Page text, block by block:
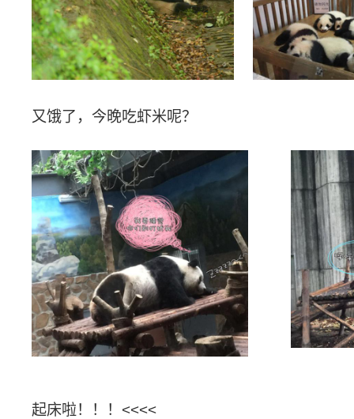
又饿了，今晚吃虾米呢？
起床啦！！！ <<<<